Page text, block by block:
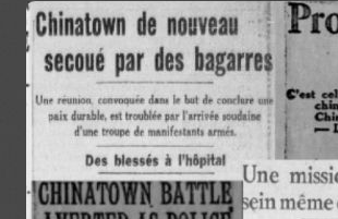
Balados
Reportages
Palmarès